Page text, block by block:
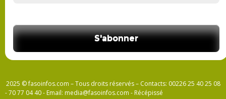
2025 © fasoinfos.com – Tous droits réservés – Contacts: 00226 25 40 25 08
- 70 77 04 40 - Email: media@fasoinfos.com - Récépissé